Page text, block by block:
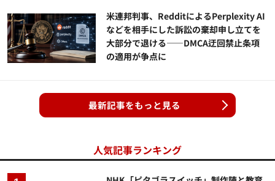
米連邦判事、RedditによるPerplexity AI
などを相手にした訴訟の棄却申し立てを
大部分で退ける——DMCA迂回禁止条項
の適用が争点に
最新記事をもっと見る
人気記事ランキング